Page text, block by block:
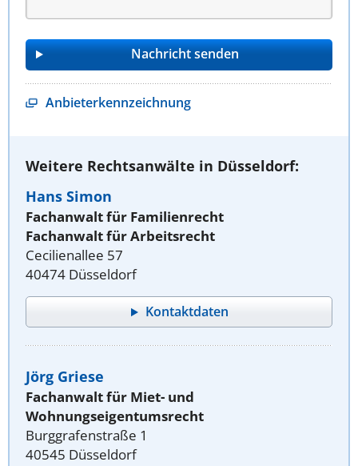
Anbieterkennzeichnung
Weitere Rechtsanwälte in Düsseldorf:
Hans Simon
Fachanwalt für Familienrecht
Fachanwalt für Arbeitsrecht
Cecilienallee 57
40474 Düsseldorf
Kontaktdaten
Jörg Griese
Fachanwalt für Miet- und
Wohnungseigentumsrecht
Burggrafenstraße 1
40545 Düsseldorf